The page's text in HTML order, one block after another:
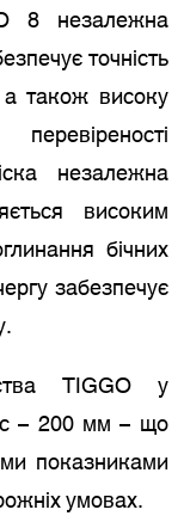
8 незалежна
точність
а також високу
незалежна
високим
бічних
забезпечує
TIGGO у
– 200 мм – що
показниками
умовах.